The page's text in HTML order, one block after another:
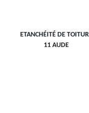
ETANCHÉITÉ DE
11 AUDE